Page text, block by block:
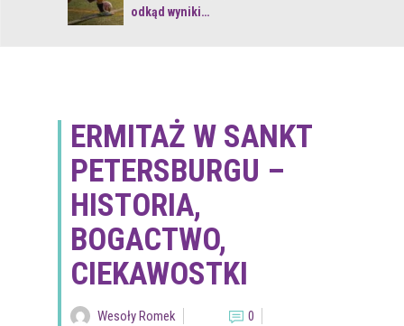
odkąd wyniki…
ERMITAŻ W SANKT
PETERSBURGU –
HISTORIA,
BOGACTWO,
CIEKAWOSTKI
Wesoły Romek
0